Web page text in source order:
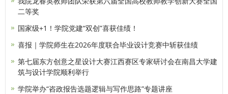
二等奖
国家级+1！学院党建“双创”喜获佳绩！
喜报｜学院师生在2026年度联合毕业设计竞赛中斩获佳绩
第七届东方创意之星设计大赛江西赛区专家研讨会在南昌大学建
筑与设计学院顺利举行
学院举办“咨政报告选题逻辑与写作思路”专题讲座